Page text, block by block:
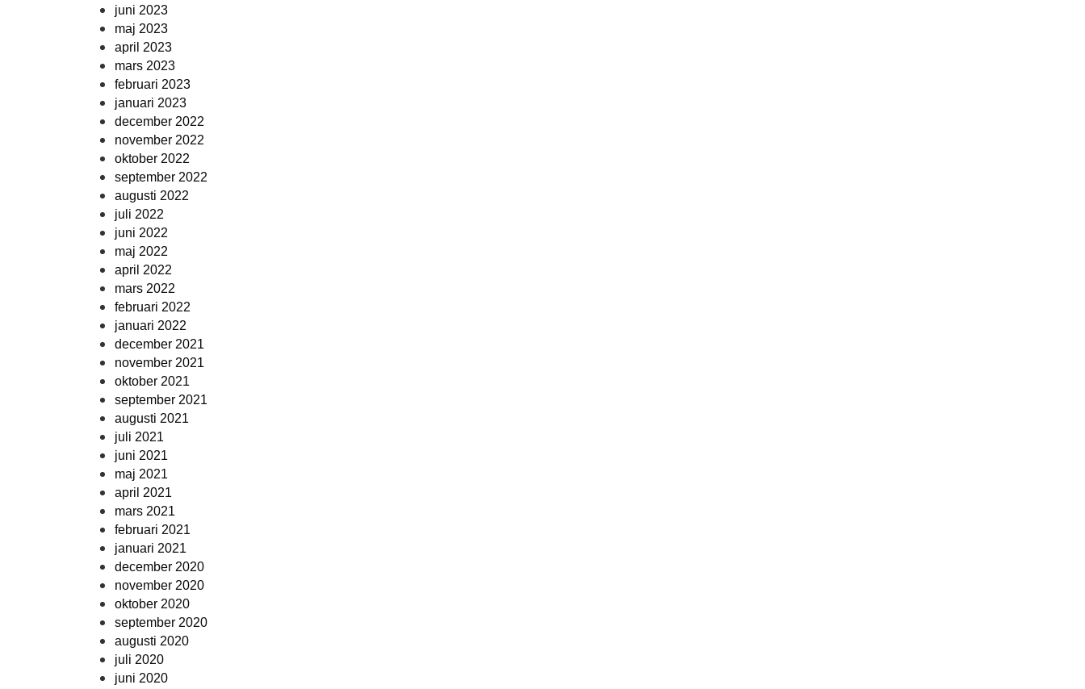
juni 2023
maj 2023
april 2023
mars 2023
februari 2023
januari 2023
december 2022
november 2022
oktober 2022
september 2022
augusti 2022
juli 2022
juni 2022
maj 2022
april 2022
mars 2022
februari 2022
januari 2022
december 2021
november 2021
oktober 2021
september 2021
augusti 2021
juli 2021
juni 2021
maj 2021
april 2021
mars 2021
februari 2021
januari 2021
december 2020
november 2020
oktober 2020
september 2020
augusti 2020
juli 2020
juni 2020